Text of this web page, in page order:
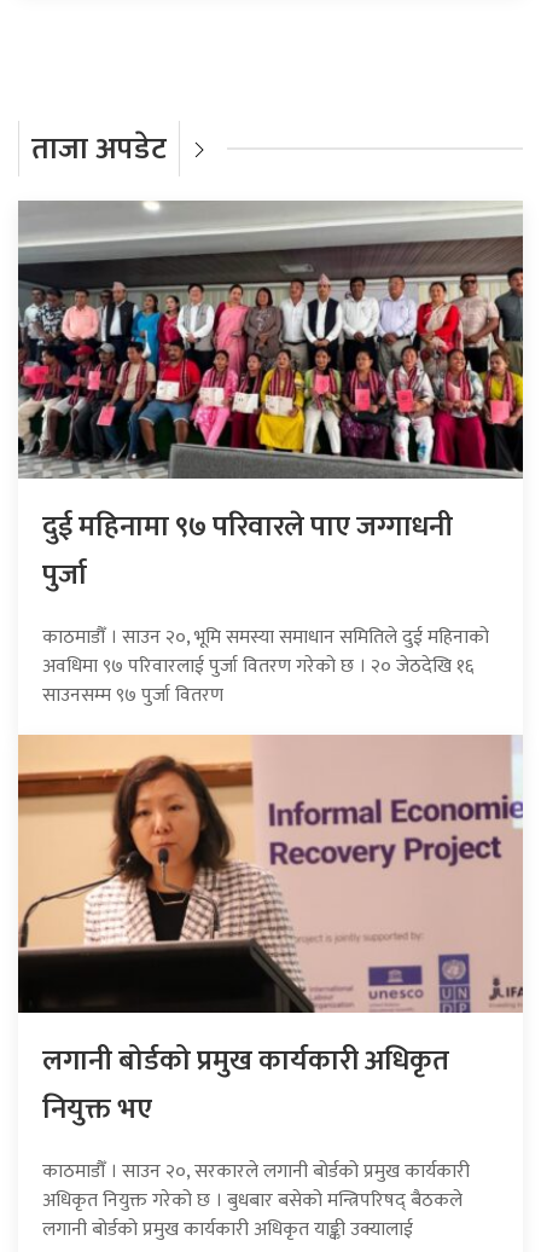
ताजा अपडेट
दुई महिनामा ९७ परिवारले पाए जग्गाधनी
पुर्जा
काठमाडौँ । साउन २०, भूमि समस्या समाधान समितिले दुई महिनाको
अवधिमा ९७ परिवारलाई पुर्जा वितरण गरेको छ । २० जेठदेखि १६
साउनसम्म ९७ पुर्जा वितरण
लगानी बोर्डको प्रमुख कार्यकारी अधिकृत
नियुक्त भए
काठमाडौँ । साउन २०, सरकारले लगानी बोर्डको प्रमुख कार्यकारी
अधिकृत नियुक्त गरेको छ । बुधबार बसेको मन्त्रिपरिषद् बैठकले
लगानी बोर्डको प्रमुख कार्यकारी अधिकृत याङ्की उक्यालाई